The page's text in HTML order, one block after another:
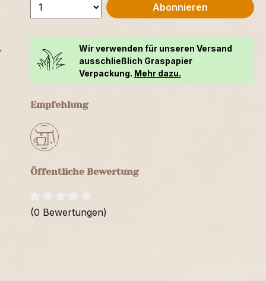
Abonnieren
Wir verwenden für unseren Versand
ausschließlich Graspapier
Verpackung. Mehr dazu.
Empfehlung
Öffentliche Bewertung
(0 Bewertungen)